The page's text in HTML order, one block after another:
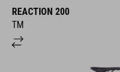
REACTION 200
TM